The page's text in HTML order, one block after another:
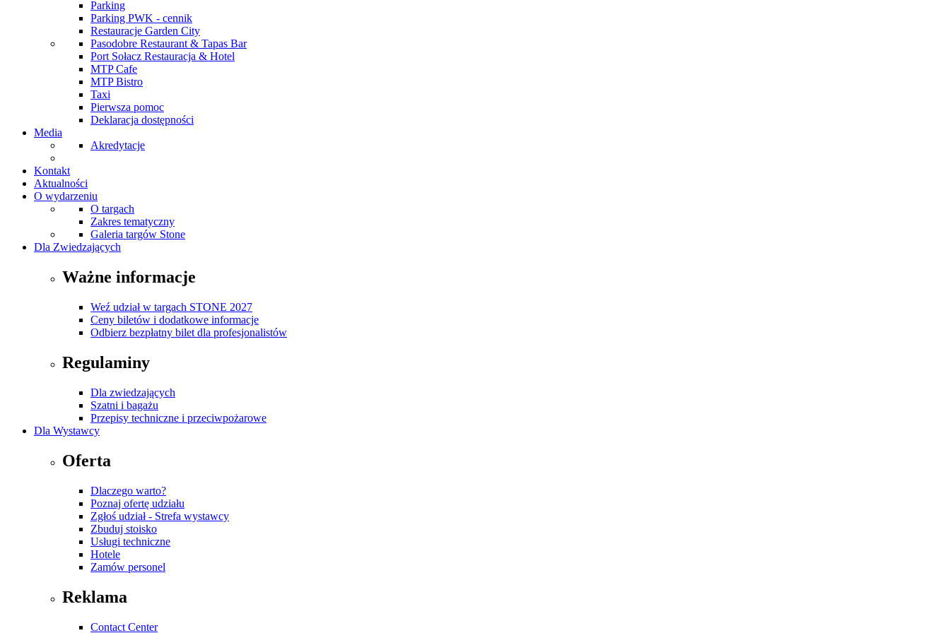
Parking
Parking PWK - cennik
Restauracje Garden City
Pasodobre Restaurant & Tapas Bar
Port Sołacz Restauracja & Hotel
MTP Cafe
MTP Bistro
Taxi
Pierwsza pomoc
Deklaracja dostępności
Media
Akredytacje
Kontakt
Aktualności
O wydarzeniu
O targach
Zakres tematyczny
Galeria targów Stone
Dla Zwiedzających
Ważne informacje
Weź udział w targach STONE 2027
Ceny biletów i dodatkowe informacje
Odbierz bezpłatny bilet dla profesjonalistów
Regulaminy
Dla zwiedzających
Szatni i bagażu
Przepisy techniczne i przeciwpożarowe
Dla Wystawcy
Oferta
Dlaczego warto?
Poznaj ofertę udziału
Zgłoś udział - Strefa wystawcy
Zbuduj stoisko
Usługi techniczne
Hotele
Zamów personel
Reklama
Contact Center